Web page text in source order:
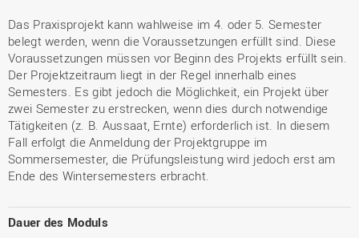
Das Praxisprojekt kann wahlweise im 4. oder 5. Semester
belegt werden, wenn die Voraussetzungen erfüllt sind. Diese
Voraussetzungen müssen vor Beginn des Projekts erfüllt sein.
Der Projektzeitraum liegt in der Regel innerhalb eines
Semesters. Es gibt jedoch die Möglichkeit, ein Projekt über
zwei Semester zu erstrecken, wenn dies durch notwendige
Tätigkeiten (z. B. Aussaat, Ernte) erforderlich ist. In diesem
Fall erfolgt die Anmeldung der Projektgruppe im
Sommersemester, die Prüfungsleistung wird jedoch erst am
Ende des Wintersemesters erbracht.
Dauer des Moduls